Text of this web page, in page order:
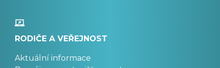
RODIČE A VEŘEJNOST
Aktuální informace